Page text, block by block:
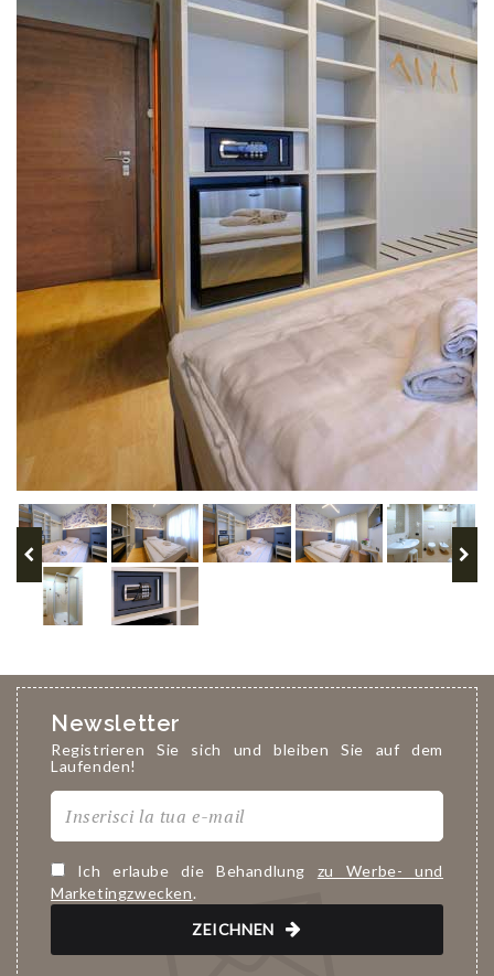
Newsletter
Registrieren Sie sich und bleiben Sie auf dem
Laufenden!
Ich erlaube die Behandlung zu Werbe- und
Marketingzwecken.
ZEICHNEN